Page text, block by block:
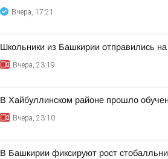
Вчера, 17:21
Школьники из Башкирии отправились
Вчера, 23:19
В Хайбуллинском районе прошло
Вчера, 23:10
В Башкирии фиксируют рост